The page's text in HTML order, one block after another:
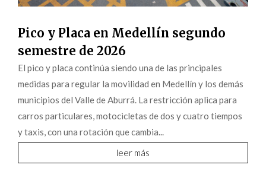
Pico y Placa en Medellín segundo
semestre de 2026
El pico y placa continúa siendo una de las principales
medidas para regular la movilidad en Medellín y los demás
municipios del Valle de Aburrá. La restricción aplica para
carros particulares, motocicletas de dos y cuatro tiempos
y taxis, con una rotación que cambia...
leer más